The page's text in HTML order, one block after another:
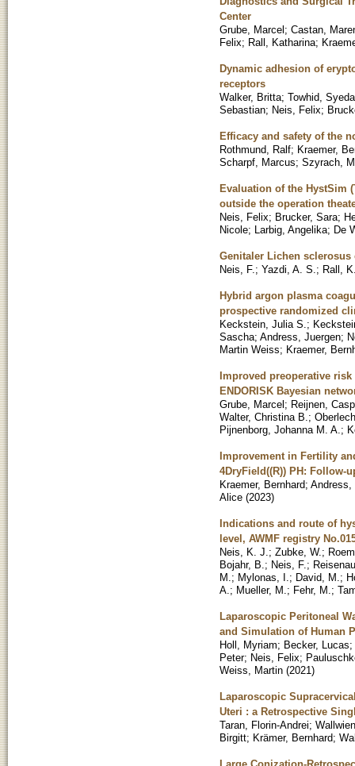
Center
Grube, Marcel; Castan,
Felix; Rall, Katharina;
Dynamic adhesion of
receptors
Walker, Britta; Towhid,
Sebastian; Neis, Felix;
Efficacy and safety of the
Rothmund, Ralf; Kraemer,
Scharpf, Marcus; Szyrach,
Evaluation of the HystSim
outside the operation
Neis, Felix; Brucker, Sara;
Nicole; Larbig, Angelika; De
Genitaler Lichen
Neis, F. ; Yazdi, A. S. ; Rall,
Hybrid argon plasma
prospective randomized
Keckstein, Julia S. ;
Sascha; Andress, Juergen;
Martin Weiss; Kraemer,
Improved preoperative
ENDORISK Bayesian
Grube, Marcel; Reijnen,
Walter, Christina B. ;
Pijnenborg, Johanna M. A. ;
Improvement in Fertility
4DryField((R)) PH: Follow-
Kraemer, Bernhard; Andress,
Alice (2023)
Indications and route of
level, AWMF registry
Neis, K. J. ; Zubke, W. ;
Bojahr, B. ; Neis, F. ;
M. ; Mylonas, I. ; David, M. ;
A. ; Mueller, M. ; Fehr, M. ;
Laparoscopic Peritoneal
and Simulation of Human
Holl, Myriam; Becker, Lucas;
Peter; Neis, Felix;
Weiss, Martin (2021)
Laparoscopic
Uteri : a Retrospective
Taran, Florin-Andrei;
Birgitt; Krämer, Bernhard;